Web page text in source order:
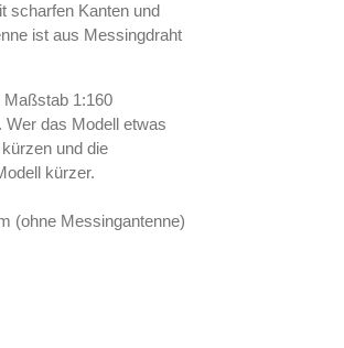
scharfen Kanten und
ist aus Messingdraht
Maßstab 1:160
das Modell etwas
und die
kürzer.
(ohne Messingantenne)